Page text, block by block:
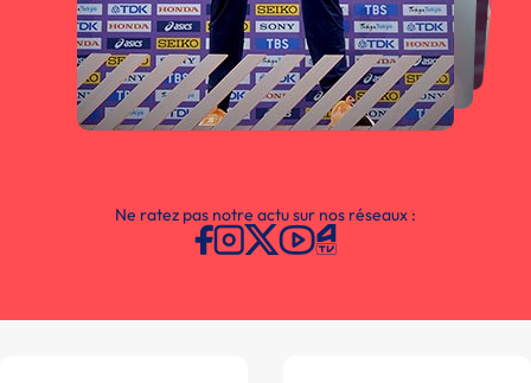
Ne ratez pas notre actu sur nos réseaux :